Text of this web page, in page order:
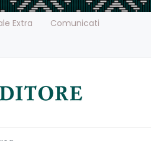
Extra
Comunicati